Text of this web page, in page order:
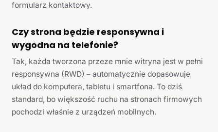
formularz kontaktowy.
Czy strona będzie responsywna i
wygodna na telefonie?
Tak, każda tworzona przeze mnie witryna jest w pełni
responsywna (RWD) – automatycznie dopasowuje
układ do komputera, tabletu i smartfona. To dziś
standard, bo większość ruchu na stronach firmowych
pochodzi właśnie z urządzeń mobilnych.